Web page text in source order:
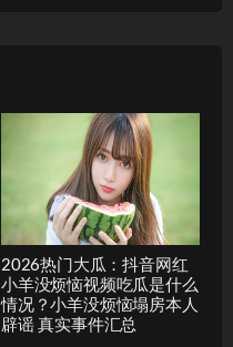
2026热门大瓜：抖音网红
小羊没烦恼视频吃瓜是什么
情况？小羊没烦恼塌房本人
辟谣 真实事件汇总